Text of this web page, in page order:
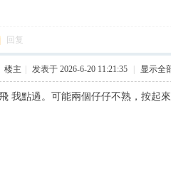
回复
楼主 发表于 2026-6-20 11:21:35 显示全
我點過。可能兩個仔仔不熟，按起